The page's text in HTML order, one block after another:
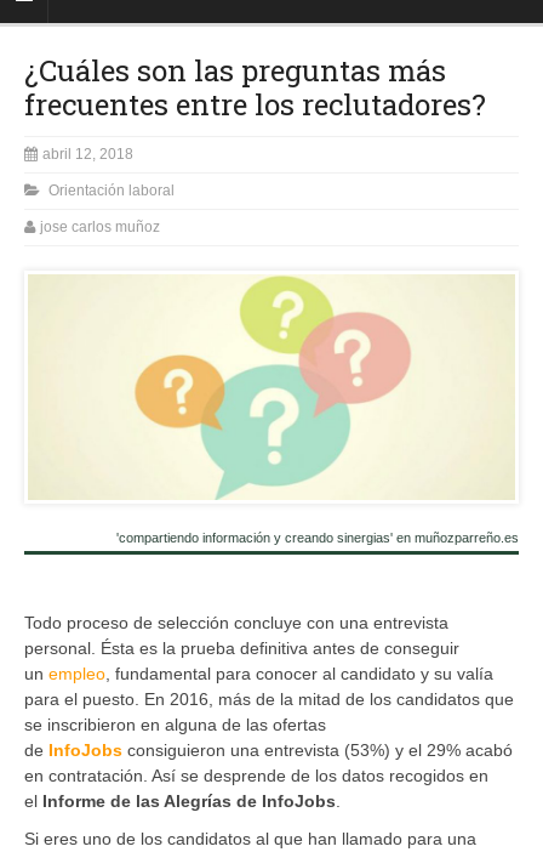
¿Cuáles son las preguntas más
frecuentes entre los reclutadores?
abril 12, 2018
Orientación laboral
jose carlos muñoz
'compartiendo información y creando sinergias' en muñozparreño.es
Todo proceso de selección concluye con una entrevista
personal. Ésta es la prueba definitiva antes de conseguir
un empleo , fundamental para conocer al candidato y su valía
para el puesto. En 2016, más de la mitad de los candidatos que
se inscribieron en alguna de las ofertas
de InfoJobs consiguieron una entrevista (53%) y el 29% acabó
en contratación. Así se desprende de los datos recogidos en
el Informe de las Alegrías de InfoJobs
Si eres uno de los candidatos al que han llamado para una